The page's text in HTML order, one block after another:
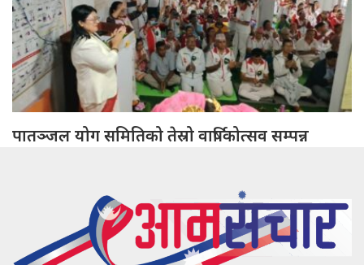
पातञ्जल योग समितिको तेस्रो वार्षिकोत्सव सम्पन्न